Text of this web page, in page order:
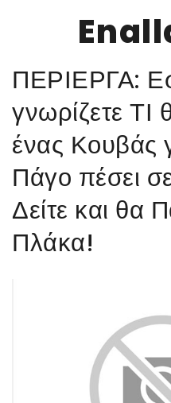
ΥΓΕΙΑ
ΣΥΝΤΑΓΕΣ
ΔΙΑΦΟΡΑ
ΕΝΑΛΛΑΚΤΙΚΑ
ΚΑΛΛΙΕΡΓΕΙΕΣ
ΠΕΡΙΕΡΓΑ:
γνωρίζετε ΤΙ
ένας Κουβάς
Πάγο πέσει
Δείτε και θα
Πλάκα!